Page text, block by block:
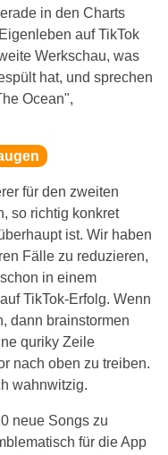
in den Charts
auf TikTok
Werkschau, was
hat, und sprechen
Ocean",
für den zweiten
so richtig konkret
ist. Wir haben
Fälle zu reduzieren,
in einem
TikTok-Erfolg. Wenn
dann brainstormen
quriky Zeile
nach oben zu treiben.
wahnwitzig.
neue Songs zu
für die App